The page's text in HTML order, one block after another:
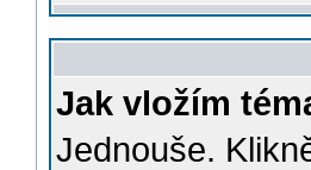
Jak vložím
Jednouše.